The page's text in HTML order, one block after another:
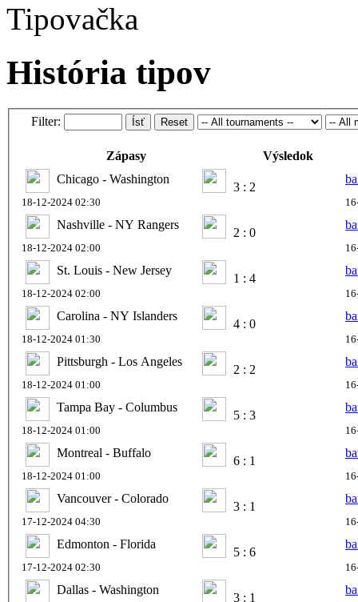
Tipovačka
História tipov
Filter: Ísť Reset
Zápasy
Výsledok
Chicago - Washington
3 : 2
18-12-2024 02:30
Nashville - NY Rangers
2 : 0
18-12-2024 02:00
St. Louis - New Jersey
1 : 4
18-12-2024 02:00
Carolina - NY Islanders
4 : 0
18-12-2024 01:30
Pittsburgh - Los Angeles
2 : 2
18-12-2024 01:00
Tampa Bay - Columbus
5 : 3
18-12-2024 01:00
Montreal - Buffalo
6 : 1
18-12-2024 01:00
Vancouver - Colorado
3 : 1
17-12-2024 04:30
Edmonton - Florida
5 : 6
17-12-2024 02:30
Dallas - Washington
3 : 1